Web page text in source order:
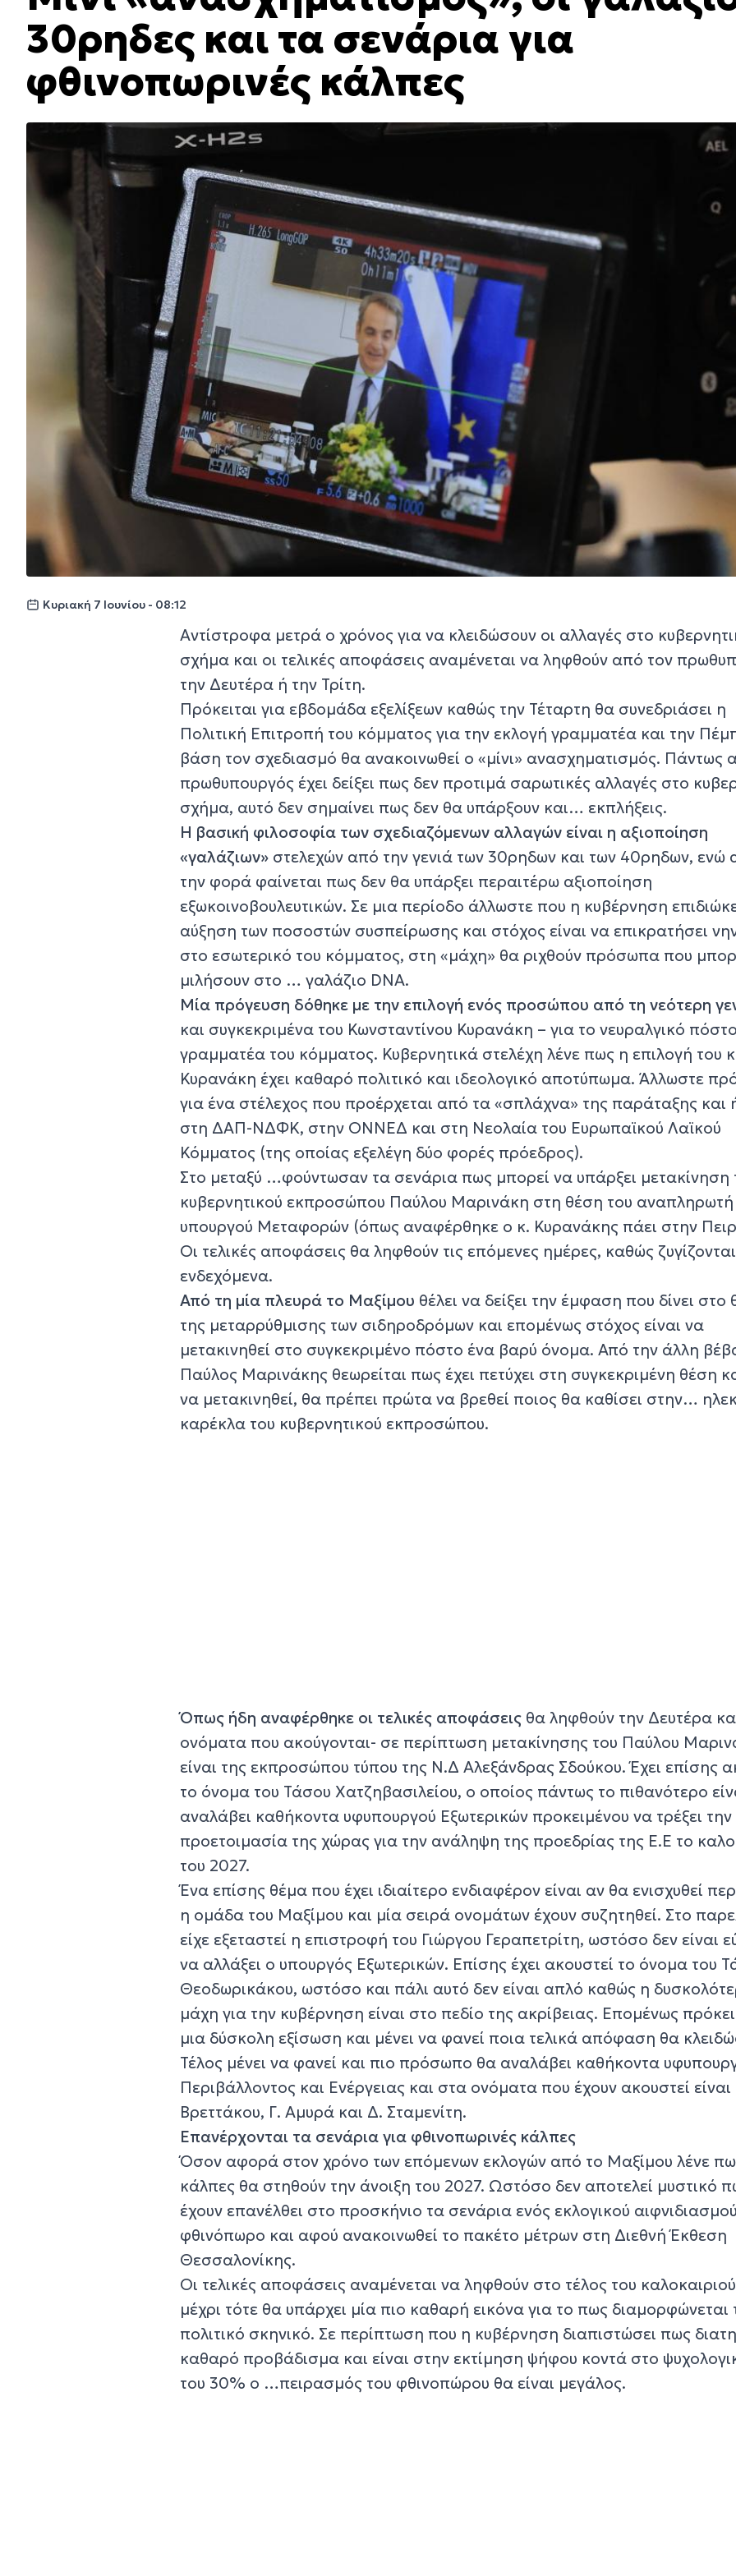
30ρηδες και τα σενάρια για
φθινοπωρινές κάλπες
Κυριακή 7 Ιουνίου - 08:12
Αντίστροφα μετρά ο χρόνος για να κλειδώσουν οι αλλαγές στο
σχήμα και οι τελικές αποφάσεις αναμένεται να ληφθούν από τον
την Δευτέρα ή την Τρίτη.
Πρόκειται για εβδομάδα εξελίξεων καθώς την Τέταρτη θα συνεδριάσει η
Πολιτική Επιτροπή του κόμματος για την εκλογή γραμματέα και την
βάση τον σχεδιασμό θα ανακοινωθεί ο «μίνι» ανασχηματισμός. Πάντως
πρωθυπουργός έχει δείξει πως δεν προτιμά σαρωτικές αλλαγές στο
σχήμα, αυτό δεν σημαίνει πως δεν θα υπάρξουν και… εκπλήξεις.
Η βασική φιλοσοφία των σχεδιαζόμενων αλλαγών είναι η αξιοποίηση
«γαλάζιων» στελεχών από την γενιά των 30ρηδων και των 40ρηδων, ενώ
την φορά φαίνεται πως δεν θα υπάρξει περαιτέρω αξιοποίηση
εξωκοινοβουλευτικών. Σε μια περίοδο άλλωστε που η κυβέρνηση
αύξηση των ποσοστών συσπείρωσης και στόχος είναι να επικρατήσει
στο εσωτερικό του κόμματος, στη «μάχη» θα ριχθούν πρόσωπα που
μιλήσουν στο … γαλάζιο DNA.
Μία πρόγευση δόθηκε με την επιλογή ενός προσώπου από τη νεότερη
και συγκεκριμένα του Κωνσταντίνου Κυρανάκη – για το νευραλγικό
γραμματέα του κόμματος. Κυβερνητικά στελέχη λένε πως η επιλογή του
Κυρανάκη έχει καθαρό πολιτικό και ιδεολογικό αποτύπωμα. Άλλωστε
για ένα στέλεχος που προέρχεται από τα «σπλάχνα» της παράταξης και
στη ΔΑΠ-ΝΔΦΚ, στην ΟΝΝΕΔ και στη Νεολαία του Ευρωπαϊκού Λαϊκού
Κόμματος (της οποίας εξελέγη δύο φορές πρόεδρος).
Στο μεταξύ …φούντωσαν τα σενάρια πως μπορεί να υπάρξει μετακίνηση
κυβερνητικού εκπροσώπου Παύλου Μαρινάκη στη θέση του αναπληρωτή
υπουργού Μεταφορών (όπως αναφέρθηκε ο κ. Κυρανάκης πάει στην
Οι τελικές αποφάσεις θα ληφθούν τις επόμενες ημέρες, καθώς
ενδεχόμενα.
Από τη μία πλευρά το Μαξίμου θέλει να δείξει την έμφαση που δίνει στο
της μεταρρύθμισης των σιδηροδρόμων και επομένως στόχος είναι να
μετακινηθεί στο συγκεκριμένο πόστο ένα βαρύ όνομα. Από την άλλη
Παύλος Μαρινάκης θεωρείται πως έχει πετύχει στη συγκεκριμένη θέση
να μετακινηθεί, θα πρέπει πρώτα να βρεθεί ποιος θα καθίσει στην…
καρέκλα του κυβερνητικού εκπροσώπου.
Όπως ήδη αναφέρθηκε οι τελικές αποφάσεις θα ληφθούν την Δευτέρα
ονόματα που ακούγονται- σε περίπτωση μετακίνησης του Παύλου
είναι της εκπροσώπου τύπου της Ν.Δ Αλεξάνδρας Σδούκου. Έχει επίσης
το όνομα του Τάσου Χατζηβασιλείου, ο οποίος πάντως το πιθανότερο
αναλάβει καθήκοντα υφυπουργού Εξωτερικών προκειμένου να τρέξει την
προετοιμασία της χώρας για την ανάληψη της προεδρίας της Ε.Ε το
του 2027.
Ένα επίσης θέμα που έχει ιδιαίτερο ενδιαφέρον είναι αν θα ενισχυθεί
η ομάδα του Μαξίμου και μία σειρά ονομάτων έχουν συζητηθεί. Στο
είχε εξεταστεί η επιστροφή του Γιώργου Γεραπετρίτη, ωστόσο δεν είναι
να αλλάξει ο υπουργός Εξωτερικών. Επίσης έχει ακουστεί το όνομα του
Θεοδωρικάκου, ωστόσο και πάλι αυτό δεν είναι απλό καθώς η
μάχη για την κυβέρνηση είναι στο πεδίο της ακρίβειας. Επομένως
μια δύσκολη εξίσωση και μένει να φανεί ποια τελικά απόφαση θα
Τέλος μένει να φανεί και πιο πρόσωπο θα αναλάβει καθήκοντα
Περιβάλλοντος και Ενέργειας και στα ονόματα που έχουν ακουστεί είναι
Βρεττάκου, Γ. Αμυρά και Δ. Σταμενίτη.
Επανέρχονται τα σενάρια για φθινοπωρινές κάλπες
Όσον αφορά στον χρόνο των επόμενων εκλογών από το Μαξίμου λένε
κάλπες θα στηθούν την άνοιξη του 2027. Ωστόσο δεν αποτελεί μυστικό
έχουν επανέλθει στο προσκήνιο τα σενάρια ενός εκλογικού
φθινόπωρο και αφού ανακοινωθεί το πακέτο μέτρων στη Διεθνή Έκθεση
Θεσσαλονίκης.
Οι τελικές αποφάσεις αναμένεται να ληφθούν στο τέλος του
μέχρι τότε θα υπάρχει μία πιο καθαρή εικόνα για το πως διαμορφώνεται
πολιτικό σκηνικό. Σε περίπτωση που η κυβέρνηση διαπιστώσει πως
καθαρό προβάδισμα και είναι στην εκτίμηση ψήφου κοντά στο
του 30% ο …πειρασμός του φθινοπώρου θα είναι μεγάλος.